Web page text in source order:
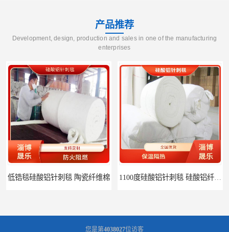
产品推荐
Development, design, production and sales in one of the manufacturing
enterprises
1100度硅酸铝针刺毯 硅酸铝纤维毡
您是第4038027位访客